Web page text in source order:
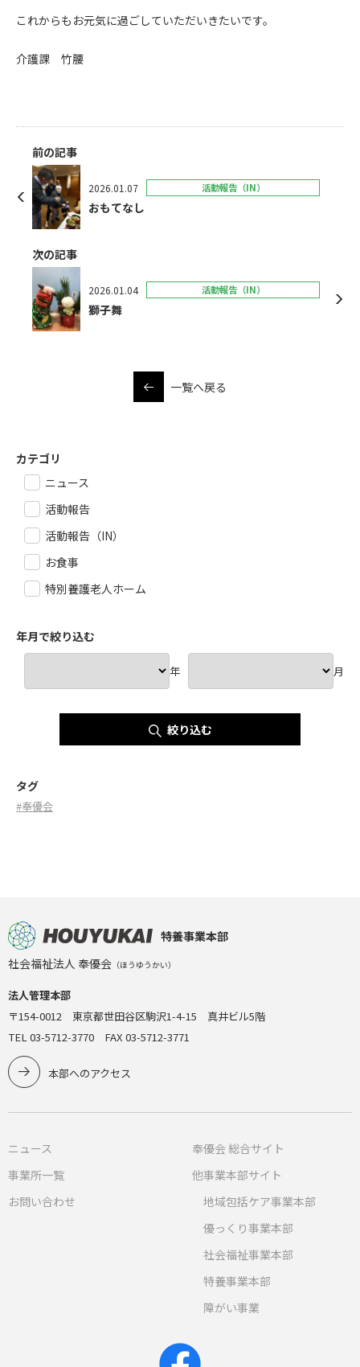
これからもお元気に過ごしていただいきたいです。
介護課 竹腰
前の記事
2026.01.07 活動報告（IN）
おもてなし
次の記事
2026.01.04 活動報告（IN）
獅子舞
一覧へ戻る
カテゴリ
ニュース
活動報告
活動報告（IN）
お食事
特別養護老人ホーム
年月で絞り込む
年 月
絞り込む
タグ
#奉優会
特養事業本部
社会福祉法人 奉優会 （ほうゆうかい）
法人管理本部
〒154-0012 東京都世田谷区駒沢1-4-15 真井ビル5階
TEL 03-5712-3770 FAX 03-5712-3771
本部へのアクセス
ニュース
事業所一覧
お問い合わせ
奉優会 総合サイト
他事業本部サイト
地域包括ケア事業本部
優っくり事業本部
社会福祉事業本部
特養事業本部
障がい事業